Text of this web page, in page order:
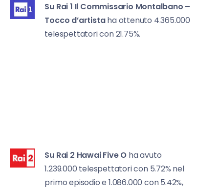
Su Rai 1 Il Commissario Montalbano –
Tocco d’artistaha ottenuto 4.365.000
telespettatori con 21.75%.
Su Rai 2 Hawai Five O ha avuto
1.239.000 telespettatori con 5.72% nel
primo episodio e 1.086.000 con 5.42%,